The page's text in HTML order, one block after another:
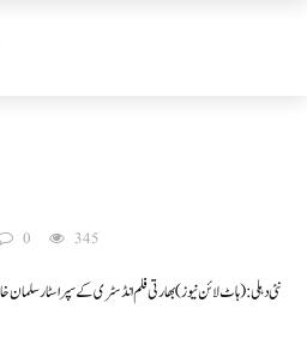
0 345
نئی دہلی: ( ہاٹ لائن نیوز) بھارتی فلم انڈسٹری کے سپراسٹار